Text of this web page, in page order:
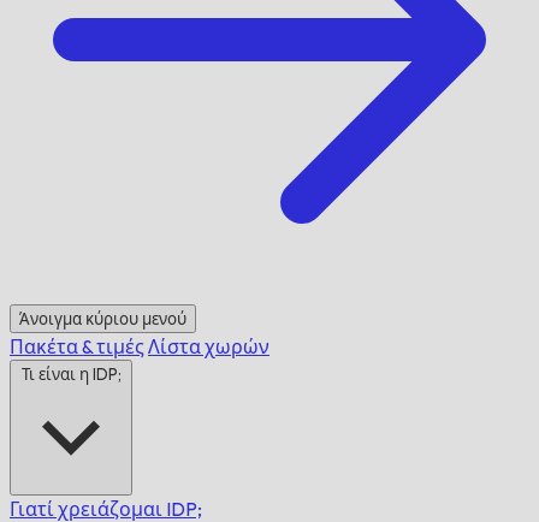
Άνοιγμα κύριου μενού
Πακέτα & τιμέςΛίστα χωρών
Τι είναι η IDP;
Γιατί χρειάζομαι IDP;